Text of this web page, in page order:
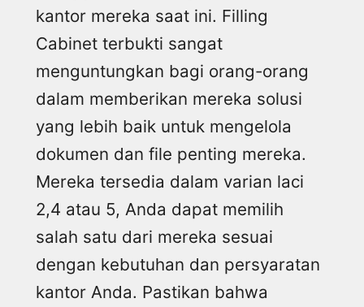
kantor mereka saat ini. Filling
Cabinet terbukti sangat
menguntungkan bagi orang-orang
dalam memberikan mereka solusi
yang lebih baik untuk mengelola
dokumen dan file penting mereka.
Mereka tersedia dalam varian laci
2,4 atau 5, Anda dapat memilih
salah satu dari mereka sesuai
dengan kebutuhan dan persyaratan
kantor Anda. Pastikan bahwa